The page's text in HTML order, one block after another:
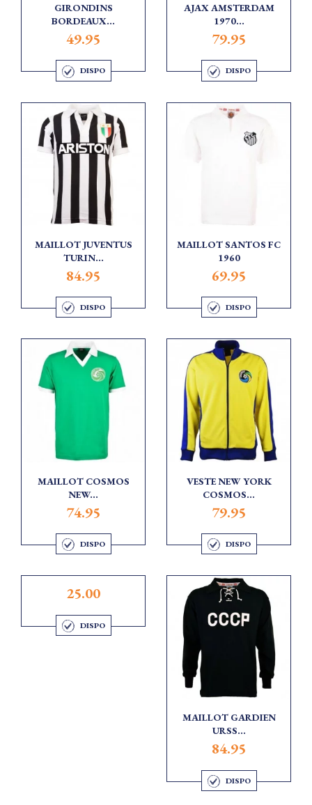
GIRONDINS
BORDEAUX...
49.95
DISPO
AJAX AMSTERDAM
1970...
79.95
DISPO
MAILLOT JUVENTUS
TURIN...
84.95
DISPO
MAILLOT SANTOS FC
1960
69.95
DISPO
MAILLOT COSMOS
NEW...
74.95
DISPO
VESTE NEW YORK
COSMOS...
79.95
DISPO
25.00
DISPO
MAILLOT GARDIEN
URSS...
84.95
DISPO